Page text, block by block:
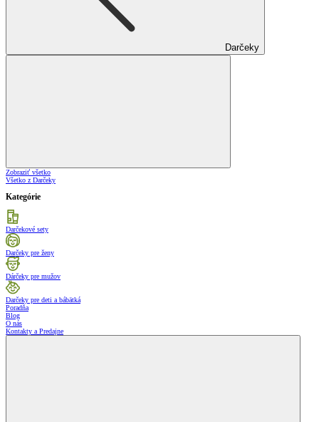
Darčeky
Zobraziť všetko
Všetko z Darčeky
Kategórie
Darčekové sety
Darčeky pre ženy
Dárčeky pre mužov
Darčeky pre deti a bábätká
Poradňa
Blog
O nás
Kontakty a Predajne